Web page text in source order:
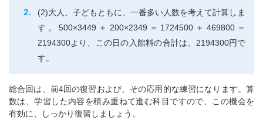
(2)大人、子どもともに、一番多い人数を考えて計算しま
す。500×3449＋200×2349＝1724500＋469800＝
2194300より、この日の入館料の合計は、2194300円で
す。
総合回は、前4回の復習および、その応用的な練習になります。算
数は、学習した内容を積み重ねて進む科目ですので、この機会を
有効に、しっかり復習しましょう。